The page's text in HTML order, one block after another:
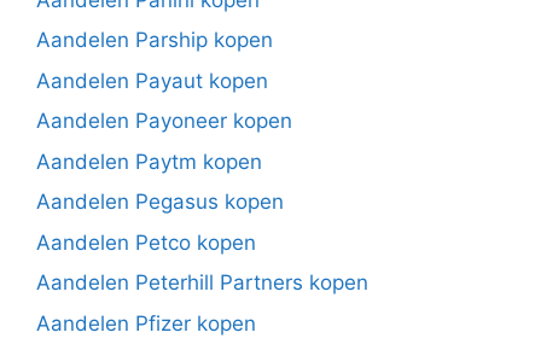
Aandelen Parship kopen
Aandelen Payaut kopen
Aandelen Payoneer kopen
Aandelen Paytm kopen
Aandelen Pegasus kopen
Aandelen Petco kopen
Aandelen Peterhill Partners kopen
Aandelen Pfizer kopen